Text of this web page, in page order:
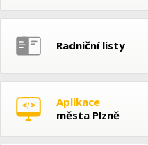
Radniční listy
Aplikace
města Plzně